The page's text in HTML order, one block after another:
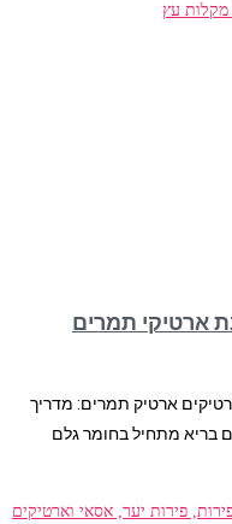
ארטיקי תמרים
ארטיק תמרים: מדריך
בריא מתחיל בחומר גלם